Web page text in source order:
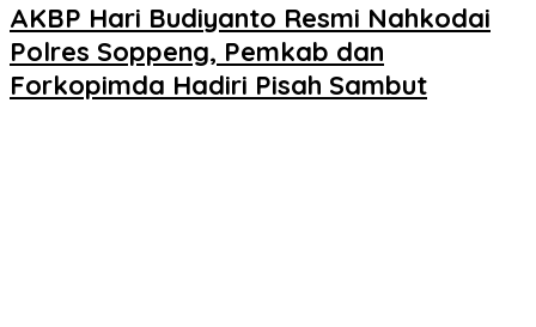
AKBP Hari Budiyanto Resmi Nahkodai
Polres Soppeng, Pemkab dan
Forkopimda Hadiri Pisah Sambut